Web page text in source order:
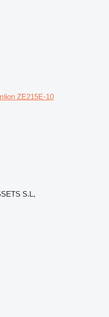
ZE215E-10
S.L,